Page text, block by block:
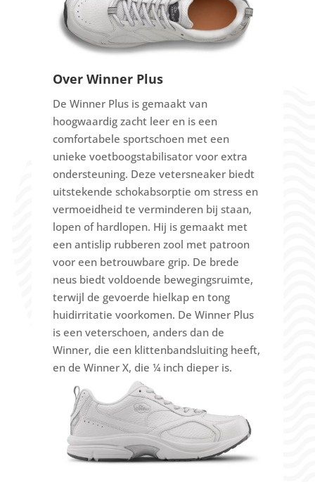
Over Winner Plus
De Winner Plus is gemaakt van
hoogwaardig zacht leer en is een
comfortabele sportschoen met een
unieke voetboogstabilisator voor extra
ondersteuning. Deze vetersneaker biedt
uitstekende schokabsorptie om stress en
vermoeidheid te verminderen bij staan,
lopen of hardlopen. Hij is gemaakt met
een antislip rubberen zool met patroon
voor een betrouwbare grip. De brede
neus biedt voldoende bewegingsruimte,
terwijl de gevoerde hielkap en tong
huidirritatie voorkomen. De Winner Plus
is een veterschoen, anders dan de
Winner, die een klittenbandsluiting heeft,
en de Winner X, die ¼ inch dieper is.